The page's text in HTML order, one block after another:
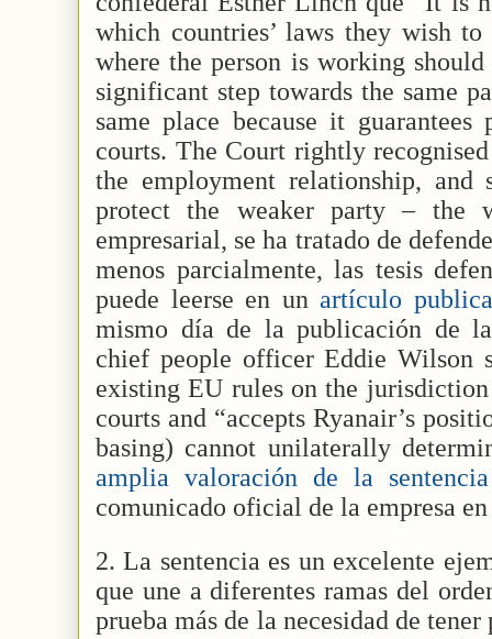
which countries’ laws they wish
where the person is working
significant step towards the same
same place because it guarantees
courts. The Court rightly
the employment relationship,
protect the weaker party – the
empresarial, se ha tratado de
menos parcialmente, las tesis
puede leerse en un artículo
mismo día de la publicación de la
chief people officer Eddie Wilson
existing EU rules on the jurisdiction
courts and “accepts Ryanair’s
basing) cannot unilaterally
amplia valoración de la sentencia
comunicado oficial de la empresa
2. La sentencia es un excelente
que une a diferentes ramas del
prueba más de la necesidad de